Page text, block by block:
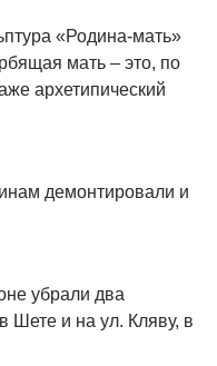
«Родина-мать»
мать – это, по
архетипический
демонтировали и
убрали два
Шете и на ул. Кляву, в